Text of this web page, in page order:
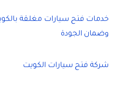
خدمات فتح سيارات مغلقة
وضمان الجودة
شركة فتح سيارات الكويت